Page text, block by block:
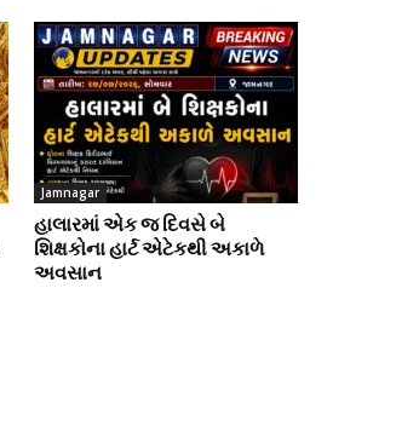
Jamnagar
હાલારમાં એક જ દિવસે બે
શિક્ષકોના હાર્ટ એટેકથી અકાળે
અવસાન